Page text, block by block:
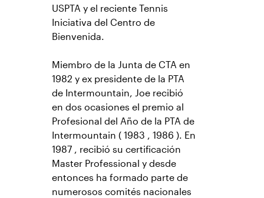
USPTA y el reciente Tennis
Iniciativa del Centro de
Bienvenida.
Miembro de la Junta de CTA en
1982 y ex presidente de la PTA
de Intermountain, Joe recibió
en dos ocasiones el premio al
Profesional del Año de la PTA de
Intermountain ( 1983 , 1986 ). En
1987 , recibió su certificación
Master Professional y desde
entonces ha formado parte de
numerosos comités nacionales